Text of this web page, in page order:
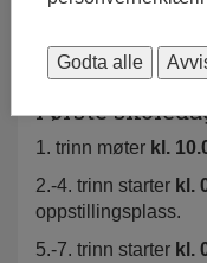
Første
1. trinn møter kl.
2.-4. trinn starter kl.
oppstillingsplass.
5.-7. trinn starter kl.
Godta alle